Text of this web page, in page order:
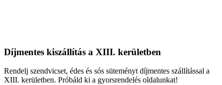
Díjmentes kiszállítás a XIII. kerületben
Rendelj szendvicset, édes és sós süteményt díjmentes szállítással a
XIII. kerületben. Próbáld ki a gyorsrendelés oldalunkat!